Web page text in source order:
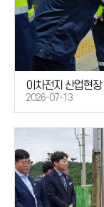
이차전지 산업현장
2026-07-13